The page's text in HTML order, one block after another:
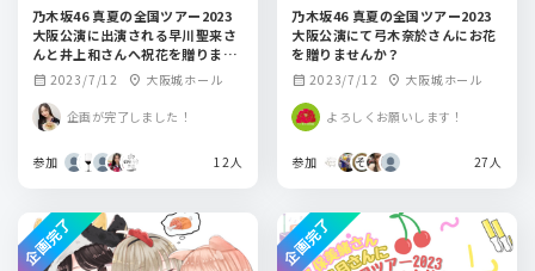
乃木坂46 真夏の全国ツアー2023
大阪公演に出演される早川聖来さ
んと井上和さんへ祝花を贈りませ
んか
calendar_month 2023/7/12 location_on 大阪城ホール
企画が完了しました！
参加 12人
乃木坂46 真夏の全国ツアー2023
大阪公演にて弓木奈於さんにお花
を贈りませんか？
calendar_month 2023/7/12 location_on 大阪城ホール
よろしくお願いします！
参加 27人
企画完了 企画完了